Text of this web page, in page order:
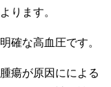
ります。
確な高血圧です。
瘍が原因にによる